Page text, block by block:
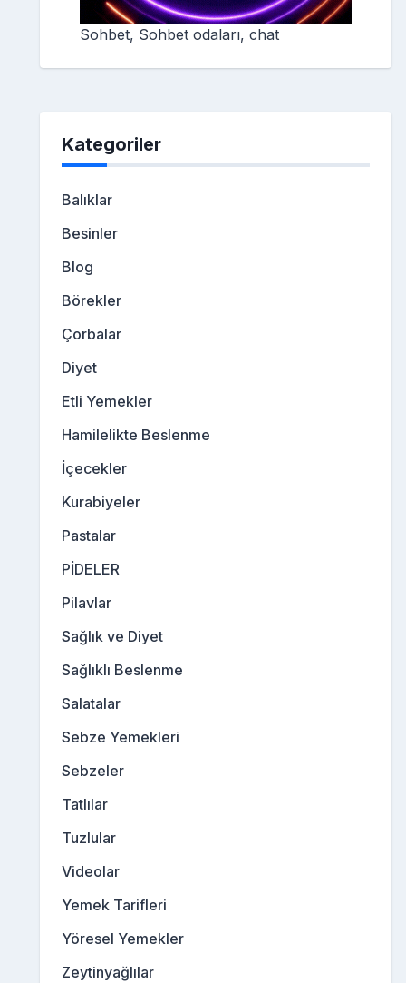
Sohbet, Sohbet odaları, chat
Kategoriler
Balıklar
Besinler
Blog
Börekler
Çorbalar
Diyet
Etli Yemekler
Hamilelikte Beslenme
İçecekler
Kurabiyeler
Pastalar
PİDELER
Pilavlar
Sağlık ve Diyet
Sağlıklı Beslenme
Salatalar
Sebze Yemekleri
Sebzeler
Tatlılar
Tuzlular
Videolar
Yemek Tarifleri
Yöresel Yemekler
Zeytinyağlılar